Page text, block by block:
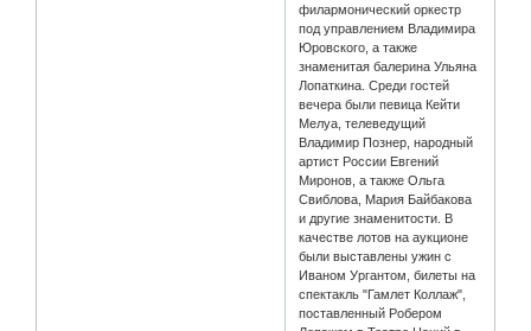
филармонический оркестр
под управлением Владимира
Юровского, а также
знаменитая балерина Ульяна
Лопаткина. Среди гостей
вечера были певица Кейти
Мелуа, телеведущий
Владимир Познер, народный
артист России Евгений
Миронов, а также Ольга
Свиблова, Мария Байбакова
и другие знаменитости. В
качестве лотов на аукционе
были выставлены ужин с
Иваном Ургантом, билеты на
спектакль "Гамлет Коллаж",
поставленный Робером